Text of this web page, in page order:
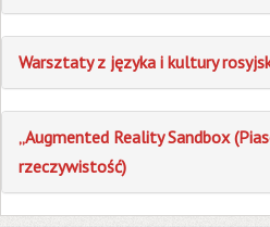
Warsztaty z języka i kultury
„Augmented Reality Sandbox
rzeczywistość)